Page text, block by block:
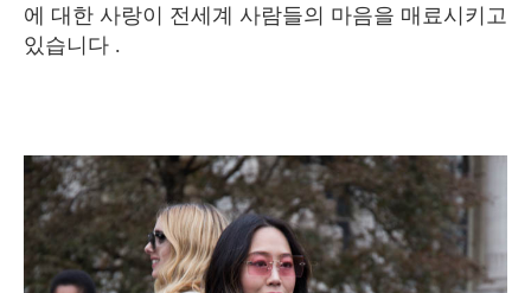
에 대한 사랑이 전세계 사람들의 마음을 매료시키고
있습니다 .